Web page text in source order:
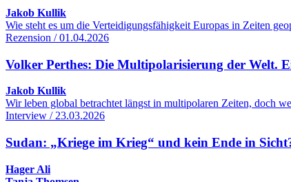
Jakob Kullik
Wie steht es um die Verteidigungsfähigkeit Europas in Zeiten
Rezension / 01.04.2026
Volker Perthes: Die Multipolarisierung der Welt.
Jakob Kullik
Wir leben global betrachtet längst in multipolaren Zeiten, doch
Interview / 23.03.2026
Sudan: „Kriege im Krieg“ und kein Ende in
Hager Ali